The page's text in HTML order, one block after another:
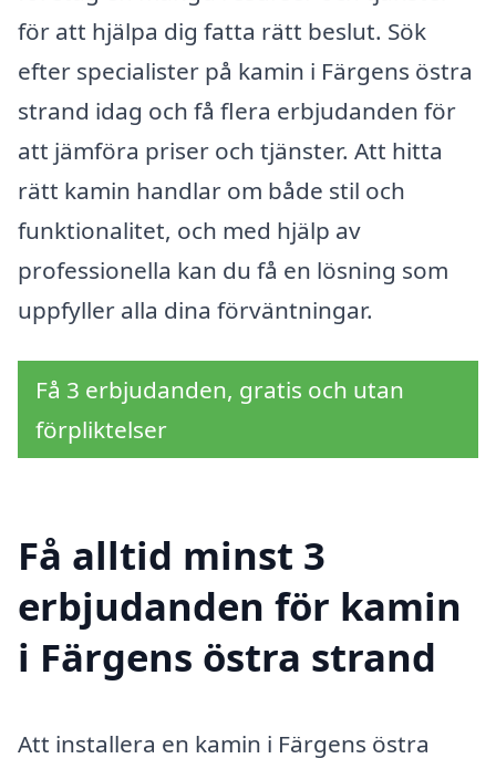
för att hjälpa dig fatta rätt beslut. Sök
efter specialister på kamin i Färgens östra
strand idag och få flera erbjudanden för
att jämföra priser och tjänster. Att hitta
rätt kamin handlar om både stil och
funktionalitet, och med hjälp av
professionella kan du få en lösning som
uppfyller alla dina förväntningar.
Få 3 erbjudanden, gratis och utan
förpliktelser
Få alltid minst 3
erbjudanden för kamin
i Färgens östra strand
Att installera en kamin i Färgens östra